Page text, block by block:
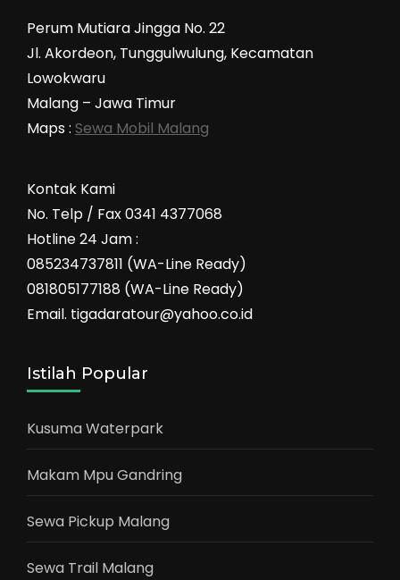
Perum Mutiara Jingga No. 22
Jl. Akordeon, Tunggulwulung, Kecamatan
Lowokwaru
Malang – Jawa Timur
Maps : Sewa Mobil Malang
Kontak Kami
No. Telp / Fax 0341 4377068
Hotline 24 Jam :
085234737811 (WA-Line Ready)
081805177188 (WA-Line Ready)
Email. tigadaratour@yahoo.co.id
Istilah Popular
Kusuma Waterpark
Makam Mpu Gandring
Sewa Pickup Malang
Sewa Trail Malang